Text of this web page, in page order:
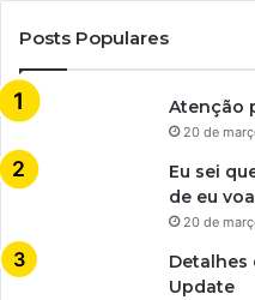
Posts Populares
Atenção
20 de
Eu sei
de eu
20 de
Detalhes
Update